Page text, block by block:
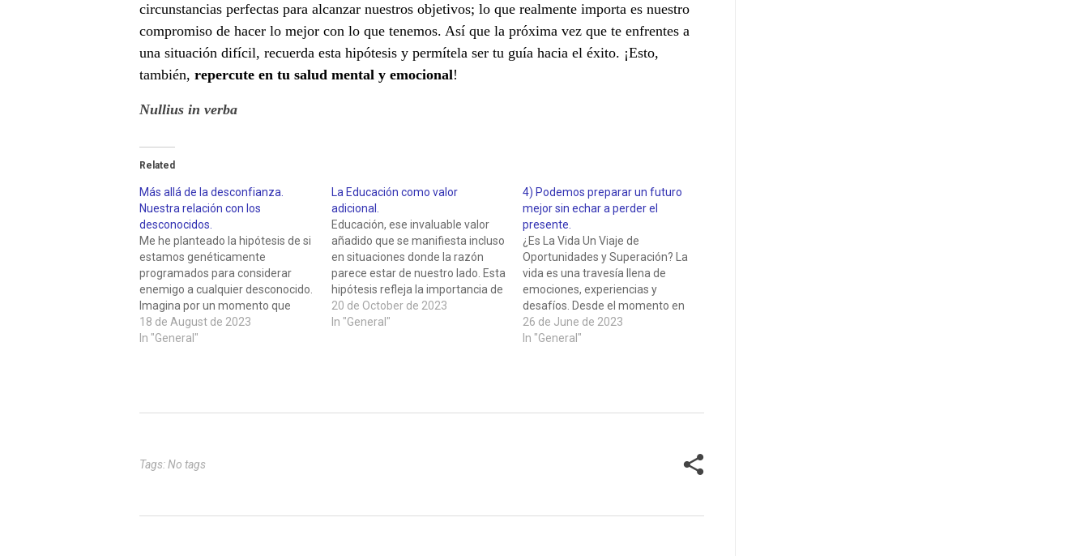
i
ó
n
.
circunstancias perfectas para alcanzar nuestros objetivos; lo que realmente importa es nuestro
compromiso de hacer lo mejor con lo que tenemos. Así que la próxima vez que te enfrentes a
una situación difícil, recuerda esta hipótesis y permítela ser tu guía hacia el éxito. ¡Esto,
también, repercute en tu salud mental y emocional!
Nullius in verba
Related
Más allá de la desconfianza.
Nuestra relación con los
desconocidos.
Me he planteado la hipótesis de si
estamos genéticamente
programados para considerar
enemigo a cualquier desconocido.
Imagina por un momento que
estás en un antiguo poblado,
rodeado de altos muros de piedra.
18 de August de 2023
In "General"
La Educación como valor
adicional.
Educación, ese invaluable valor
añadido que se manifiesta incluso
en situaciones donde la razón
parece estar de nuestro lado. Esta
hipótesis refleja la importancia de
un comportamiento respetuoso y
considerado en todo tipo de
20 de October de 2023
In "General"
4) Podemos preparar un futuro
mejor sin echar a perder el
presente.
¿Es La Vida Un Viaje de
Oportunidades y Superación? La
vida es una travesía llena de
emociones, experiencias y
desafíos. Desde el momento en
que nacemos, nos enfrentamos a
diversos riesgos que forman
26 de June de 2023
In "General"
Tags: No tags